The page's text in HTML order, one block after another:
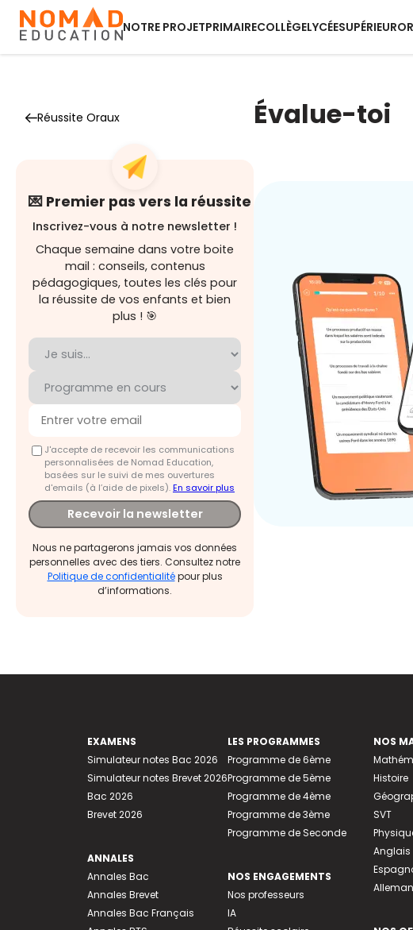
NOTRE PROJETPRIMAIRECOLLÈGELYCÉESUPÉRIEUR
Réussite Oraux
💌 Premier pas vers la réussite
Inscrivez-vous à notre newsletter !
Chaque semaine dans votre boite
mail : conseils, contenus
pédagogiques, toutes les clés pour
la réussite de vos enfants et bien
plus ! 🎯
J'accepte de recevoir les communications
personnalisées de Nomad Education,
basées sur le suivi de mes ouvertures
d'emails (à l’aide de pixels).En savoir plus
Recevoir la newsletter
Nous ne partagerons jamais vos données
personnelles avec des tiers. Consultez notre
Politique de confidentialitépour plus
d’informations.
Évalue-toi
EXAMENS
Simulateur notes Bac 2026
Simulateur notes Brevet 2026
Bac 2026
Brevet 2026
ANNALES
Annales Bac
Annales Brevet
Annales Bac Français
LES PROGRAMMES
Programme de 6ème
Programme de 5ème
Programme de 4ème
Programme de 3ème
Programme de Seconde
NOS ENGAGEMENTS
Nos professeurs
IA
NOS
Histoire
SVT
Anglais